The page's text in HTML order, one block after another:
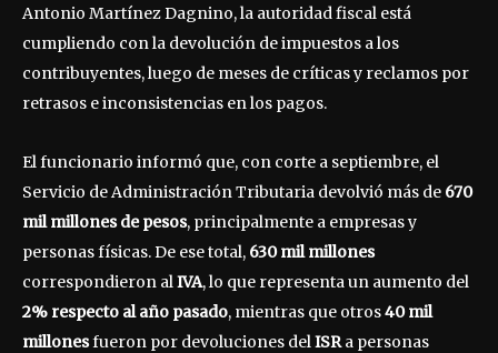
Antonio Martínez Dagnino, la autoridad fiscal está
cumpliendo con la devolución de impuestos a los
contribuyentes, luego de meses de críticas y reclamos por
retrasos e inconsistencias en los pagos.
El funcionario informó que, con corte a septiembre, el
Servicio de Administración Tributaria devolvió más de 670
mil millones de pesos, principalmente a empresas y
personas físicas. De ese total, 630 mil millones
correspondieron alIVA, lo que representa un aumento del
2% respecto al año pasado, mientras que otros40 mil
millonesfueron por devoluciones delISRa personas